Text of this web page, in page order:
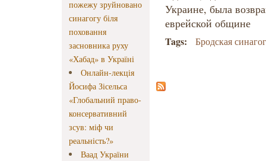
пожежу зруйновано
синагогу біля
поховання
засновника руху
«Хабад» в Україні
Онлайн-лекція
Йосифа Зісельса
«Глобальний право-
консервативний
зсув: міф чи
реальність?»
Ваад України
Украине, была
еврейской общине
Tags: Бродская